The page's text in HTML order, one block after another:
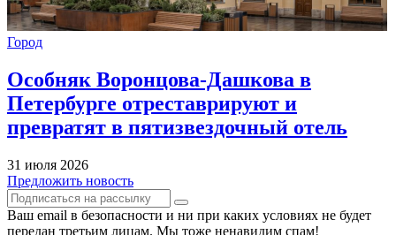
Город
Особняк Воронцова-Дашкова в
Петербурге отреставрируют и
превратят в пятизвездочный отель
31 июля 2026
Предложить новость
Ваш email в безопасности и ни при каких условиях не будет
передан третьим лицам. Мы тоже ненавидим спам!